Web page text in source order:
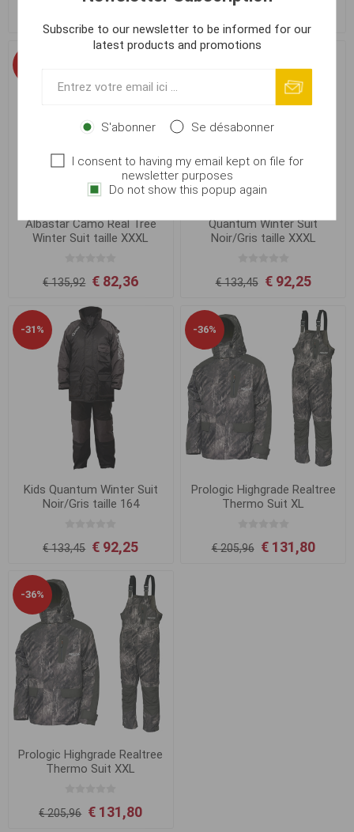
Albastar Camo Real Tree
Winter Suit taille XXXL
€ 135,92 € 82,36
Quantum Winter Suit
Noir/Gris taille XXXL
€ 133,45 € 92,25
-31%
Kids Quantum Winter Suit
Noir/Gris taille 164
€ 133,45 € 92,25
-36%
Prologic Highgrade Realtree
Thermo Suit XL
€ 205,96 € 131,80
-36%
Prologic Highgrade Realtree
Thermo Suit XXL
€ 205,96 € 131,80
Subscribe to our newsletter to be informed for our
latest products and promotions
S'abonner Se désabonner
I consent to having my email kept on file for
newsletter purposes
Do not show this popup again